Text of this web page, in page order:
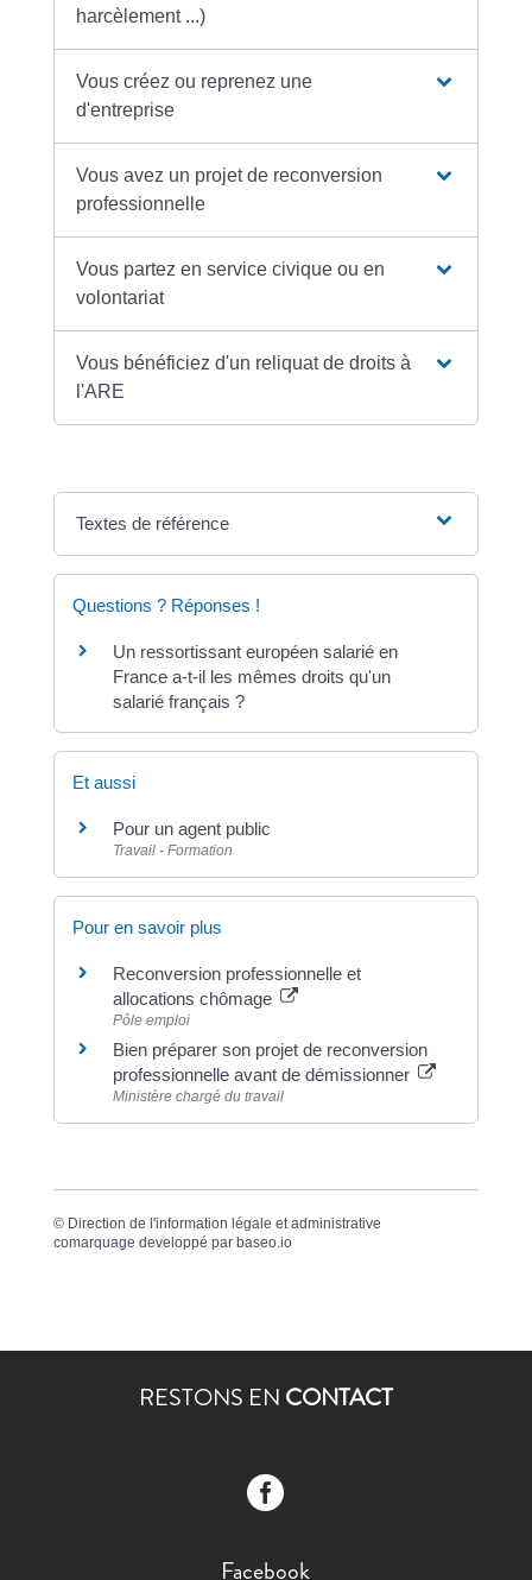
harcèlement ...)
Vous créez ou reprenez une
d'entreprise
Vous avez un projet de reconversion
professionnelle
Vous partez en service civique ou en
volontariat
Vous bénéficiez d'un reliquat de droits à
l'ARE
Textes de référence
Questions ? Réponses !
Un ressortissant européen salarié en
France a-t-il les mêmes droits qu'un
salarié français ?
Et aussi
Pour un agent public
Travail - Formation
Pour en savoir plus
Reconversion professionnelle et
allocations chômage
Pôle emploi
Bien préparer son projet de reconversion
professionnelle avant de démissionner
Ministère chargé du travail
© Direction de l'information légale et administrative
comarquage developpé par baseo.io
RESTONS EN CONTACT

Facebook